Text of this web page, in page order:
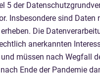
5 der
Insbesondere sind
Die
anerkannten
müssen nach Wegfall
Ende der Pandemie